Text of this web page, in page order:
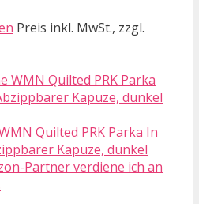
Preis inkl. MwSt., zzgl.
Quilted PRK Parka In
Kapuze, dunkel
Partner verdiene ich an